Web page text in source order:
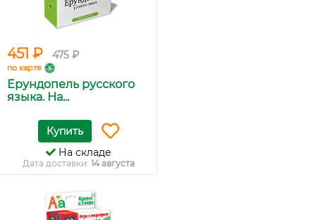
451 ₽ 475 ₽
по карте
Ерундопель русского
языка. На...
Купить
На складе
Дата доставки: 14 августа